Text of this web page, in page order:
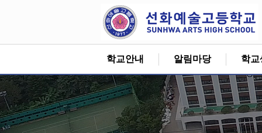
학교안내 알림마당 학교